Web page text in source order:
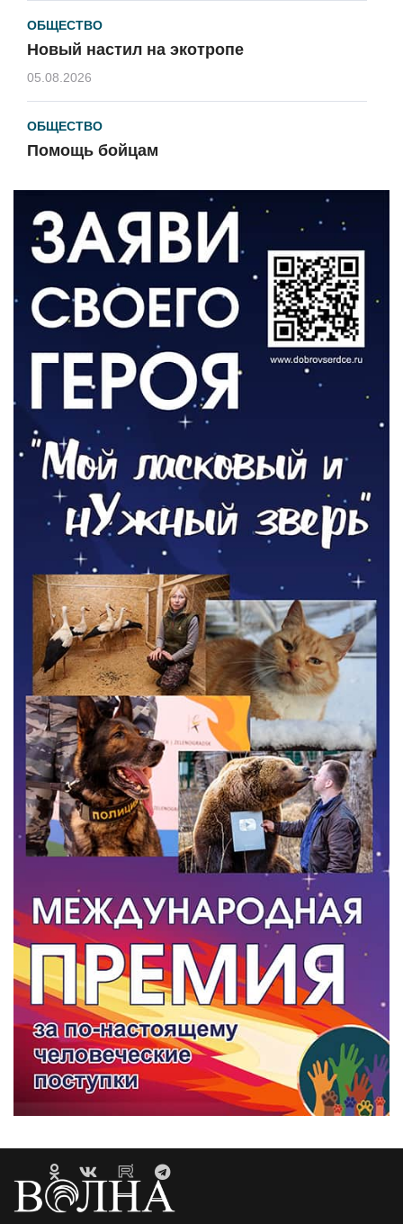
ОБЩЕСТВО
Новый настил на экотропе
05.08.2026
ОБЩЕСТВО
Помощь бойцам
ВЛАСТЬ
«Второй старт» для ветеранов СВО
РАЗЪЯСНЯЕМ
Контракт с новой выплатой
05.08.2026